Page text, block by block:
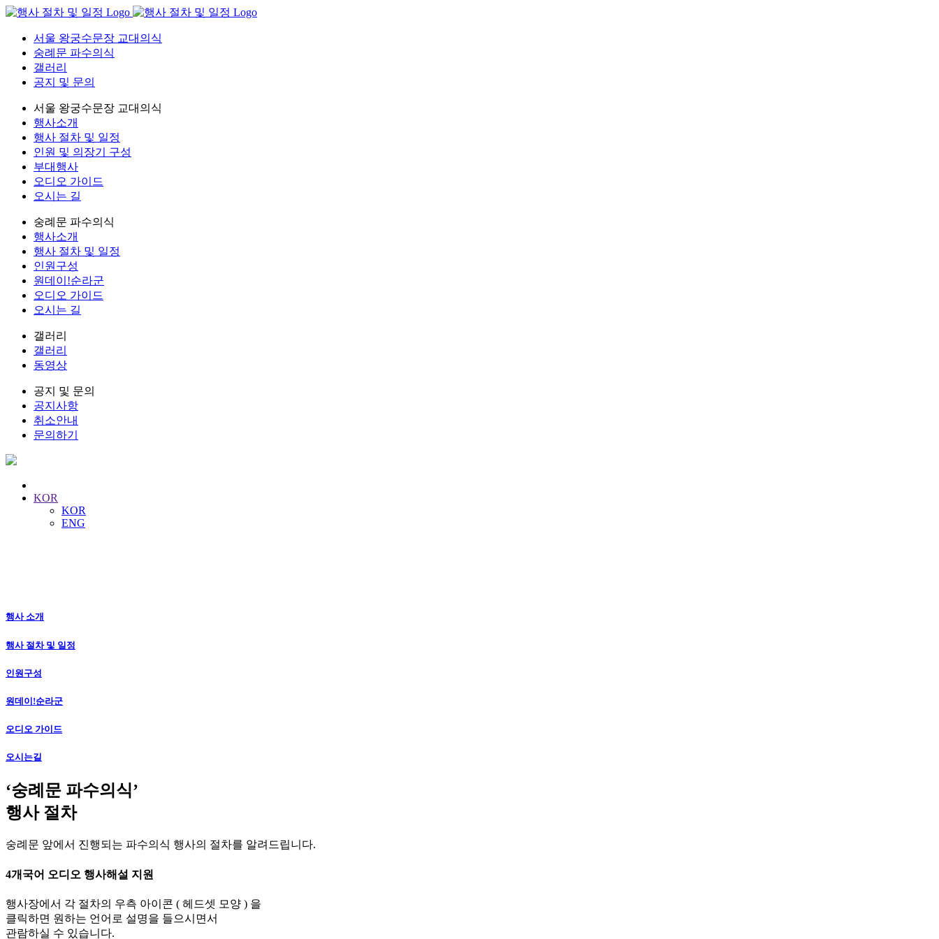
서울 왕궁수문장 교대의식
숭례문 파수의식
갤러리
공지 및 문의
서울 왕궁수문장 교대의식
행사소개
행사 절차 및 일정
인원 및 의장기 구성
부대행사
오디오 가이드
오시는 길
숭례문 파수의식
행사소개
행사 절차 및 일정
인원구성
원데이!순라군
오디오 가이드
오시는 길
갤러리
갤러리
동영상
공지 및 문의
공지사항
취소안내
문의하기
KOR
KOR
ENG
행사 소개
행사 절차 및 일정
인원구성
원데이!순라군
오디오 가이드
오시는길
‘숭례문 파수의식’
행사 절차
숭례문 앞에서 진행되는 파수의식 행사의 절차를 알려드립니다.
4개국어 오디오 행사해설 지원
행사장에서 각 절차의 우측 아이콘 ( 헤드셋 모양 ) 을
클릭하면 원하는 언어로 설명을 들으시면서
관람하실 수 있습니다.